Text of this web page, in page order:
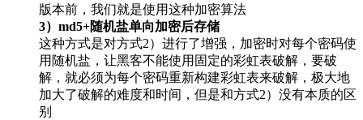
版本前，我们就是使用这种加密算法
3）md5+随机盐单向加密后存储
这种方式是对方式2）进行了增强，加密时对每个密码使
用随机盐，让黑客不能使用固定的彩虹表破解，要破
解，就必须为每个密码重新构建彩虹表来破解，极大地
加大了破解的难度和时间，但是和方式2）没有本质的区
别